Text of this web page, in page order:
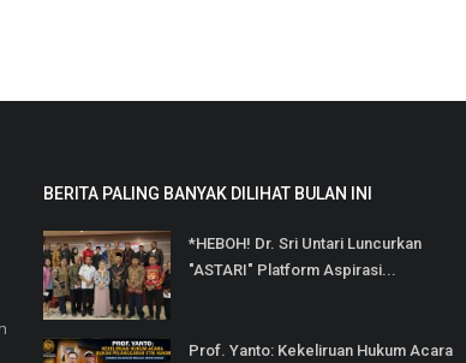
BERITA PALING BANYAK DILIHAT BULAN INI
*HEBOH! Dr. Sri Untari Luncurkan
"ASTARI" Platform Aspirasi...
Prof. Yanto: Kekeliruan Hukum Acara